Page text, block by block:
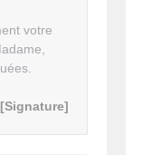
votre
[Signature]